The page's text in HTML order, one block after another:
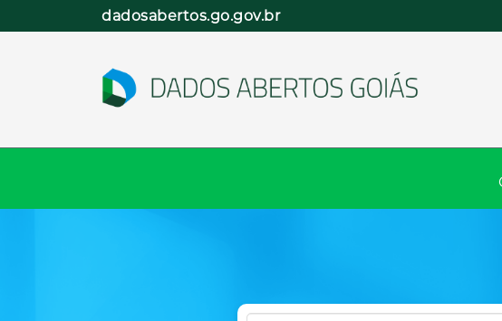
dadosabertos.go.gov.br